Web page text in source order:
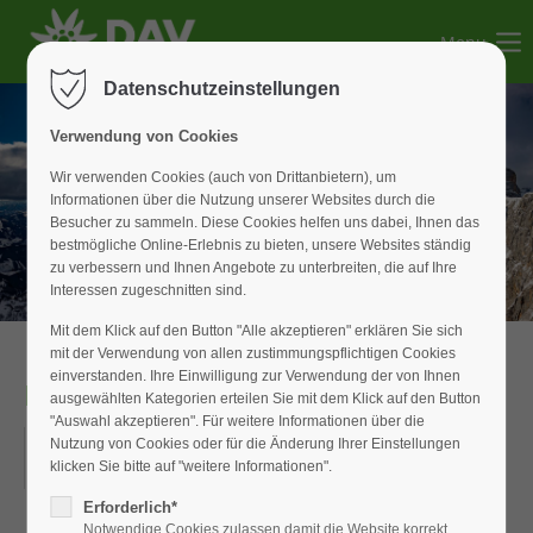
Der Eintrag "offcanvas-col2" existiert leider nicht.
Der Eintrag "offcanvas-col3" existiert leider nicht.
Der Eintrag "offcanvas-col4" existiert leider nicht.
Menu
Dieter Wirth
10.07.2025
ORT: ORT
Datenschutzeinstellungen
Verwendung von Cookies
Wir verwenden Cookies (auch von Drittanbietern), um
Informationen über die Nutzung unserer Websites durch die
Besucher zu sammeln. Diese Cookies helfen uns dabei, Ihnen das
bestmögliche Online-Erlebnis zu bieten, unsere Websites ständig
zu verbessern und Ihnen Angebote zu unterbreiten, die auf Ihre
Interessen zugeschnitten sind.
Mit dem Klick auf den Button "Alle akzeptieren" erklären Sie sich
mit der Verwendung von allen zustimmungspflichtigen Cookies
einverstanden. Ihre Einwilligung zur Verwendung der von Ihnen
ausgewählten Kategorien erteilen Sie mit dem Klick auf den Button
"Auswahl akzeptieren". Für weitere Informationen über die
Nutzung von Cookies oder für die Änderung Ihrer Einstellungen
klicken Sie bitte auf "weitere Informationen".
Erforderlich*
Notwendige Cookies zulassen damit die Website korrekt